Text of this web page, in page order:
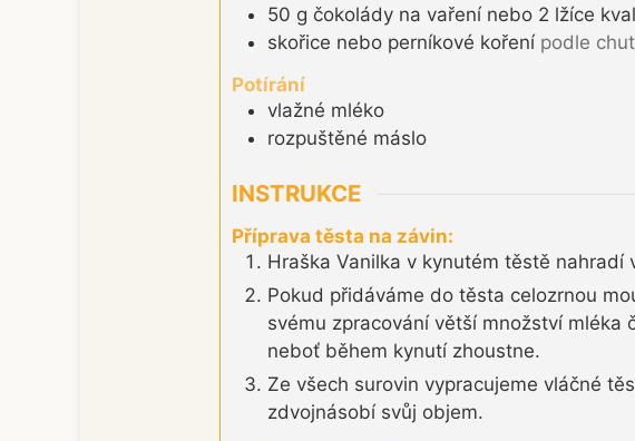
50 g čokolády na vaření nebo 2 lžíce
skořice nebo perníkové koření podle
Potírání
vlažné mléko
rozpuštěné máslo
INSTRUKCE
Příprava těsta na závin:
Hraška Vanilka v kynutém těstě
Pokud přidáváme do těsta celozrnou
svému zpracování větší množství
neboť během kynutí zhoustne.
Ze všech surovin vypracujeme vláčné
zdvojnásobí svůj objem.